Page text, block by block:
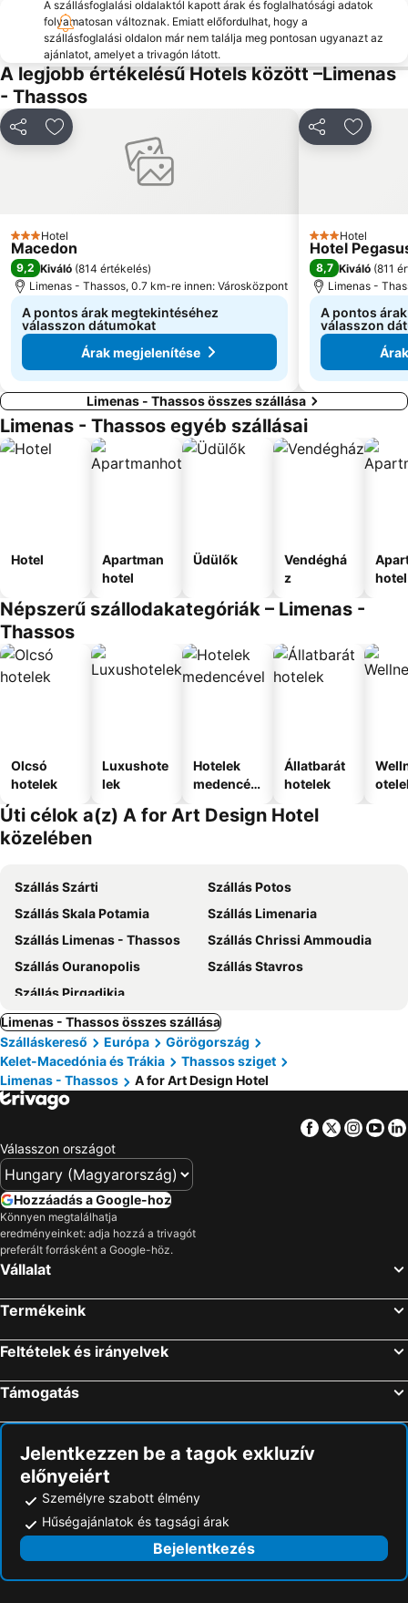
A szállásfoglalási oldalaktól kapott árak és foglalhatósági adatok
folyamatosan változnak. Emiatt előfordulhat, hogy a
szállásfoglalási oldalon már nem találja meg pontosan ugyanazt az
ajánlatot, amelyet a trivagón látott.
A legjobb értékelésű Hotels között –Limenas
- Thassos
MegosztásHozzáadás a kedvencekhez
3 Kategória
Hotel
Macedon
9,2 Kiváló (814 értékelés)
Limenas - Thassos, 0.7 km-re innen: Városközpont
A pontos árak megtekintéséhez
válasszon dátumokat
Árak megjelenítése
Megosztás
3 Kategória
Hotel
Hotel
8,7 Kiváló (811
Limenas -
A pontos
válasszon
Limenas - Thassos összes szállása
Limenas - Thassos egyéb szállásai
Hotel
Apartman
hotel
Üdülők
Vendéghá
z
hotel
Népszerű szállodakategóriák – Limenas -
Thassos
Olcsó
hotelek
Luxushote
lek
Hotelek
medencév
Állatbarát
hotelek
Úti célok a(z) A for Art Design Hotel
közelében
Szállás Szárti
Szállás Potos
Szállás Skala Potamia
Szállás Limenaria
Szállás Limenas - Thassos
Szállás Chrissi Ammoudia
Szállás Ouranopolis
Szállás Stavros
Szállás Pirgadikia
Limenas - Thassos összes szállása
Szálláskereső
Európa
Görögország
Kelet-Macedónia és Trákia
Thassos sziget
Limenas - Thassos
A for Art Design Hotel
Facebook
Twitter
Válasszon országot
Hozzáadás a Google-hoz
Könnyen megtalálhatja
eredményeinket: adja hozzá a trivagót
preferált forrásként a Google-höz.
Vállalat
Termékeink
Feltételek és irányelvek
Támogatás
Jelentkezzen be a tagok exkluzív
előnyeiért
Személyre szabott élmény
Hűségajánlatok és tagsági árak
Bejelentkezés